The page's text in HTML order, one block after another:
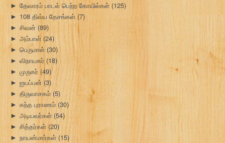
► தேவாரம் பாடல் பெற்ற கோயில்கள் (125)
► 108 திவ்ய தேசங்கள் (7)
► சிவன் (89)
► அம்பாள் (24)
► பெருமாள் (30)
► விநாயகர்(18)
► முருகர் (49)
► ஐயப்பன் (3)
► திருவாசகம் (5)
► கந்த புராணம் (30)
► அடியவர்கள் (54)
► சித்தர்கள் (20)
► நாயன்மார்கள் (15)